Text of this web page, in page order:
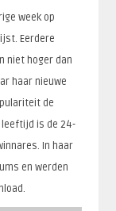
week op
Eerdere
niet hoger dan
haar nieuwe
de
leeftijd is de 24-
In haar
en werden